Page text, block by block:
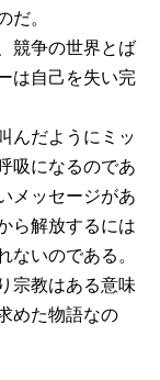
だ。
競争の世界とば
は自己を失い完
んだようにミッ
吸になるのであ
メッセージがあ
ら解放するには
ないのである。
宗教はある意味
めた物語なの